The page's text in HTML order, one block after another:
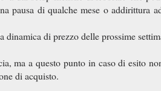
pausa di qualche mese o addirittura
dinamica di prezzo delle prossime
ma a questo punto in caso di esito
di acquisto.